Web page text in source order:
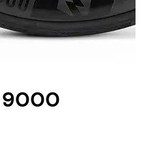
9000